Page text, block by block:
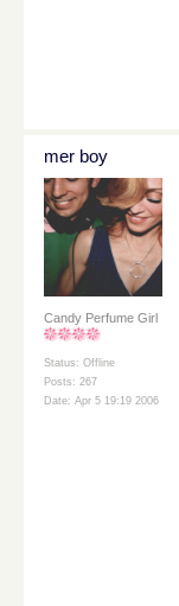
mer boy
Candy Perfume Girl
Status: Offline
Posts: 267
Date: Apr 5 19:19 2006